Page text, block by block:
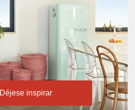
Déjese inspirar